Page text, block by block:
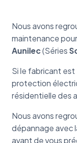
Nous avons
maintenance
Aunilec(Séries
Si le fabricant
protection
résidentielle des
Nous avons
dépannage avec
avant de vous